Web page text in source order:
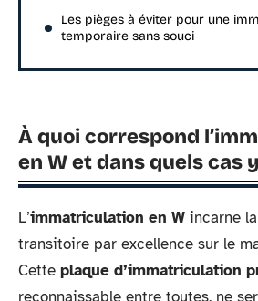
Les pièges à éviter pour une
temporaire sans souci
À quoi correspond
en W et dans quels cas
L’immatriculation en W incarne
transitoire par excellence sur le
Cette plaque d’immatriculation
reconnaissable entre toutes, ne